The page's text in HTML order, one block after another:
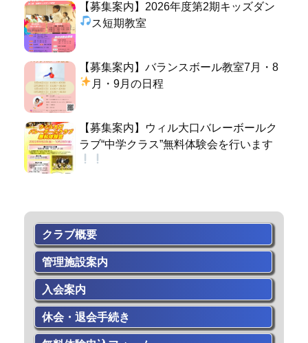
【募集案内】2026年度第2期キッズダン
ス短期教室
【募集案内】バランスボール教室7月・8
月・9月の日程
【募集案内】ウィル大口バレーボールク
ラブ“中学クラス”無料体験会を行います
クラブ概要
管理施設案内
入会案内
休会・退会手続き